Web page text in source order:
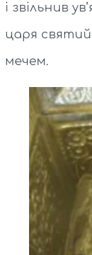
і звільнив
царя святий
мечем.